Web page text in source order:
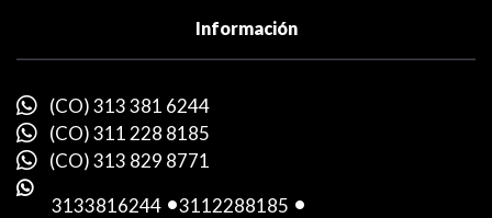
Información
(CO) 313 381 6244
(CO) 311 228 8185
(CO) 313 829 8771
3133816244 -3112288185 -